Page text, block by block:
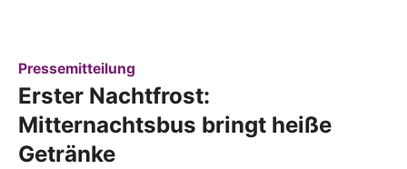
Pressemitteilung
Erster Nachtfrost:
Mitternachtsbus bringt heiße
Getränke